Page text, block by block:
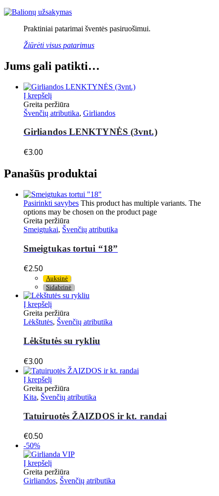
Praktiniai patarimai šventės pasiruošimui.
Žiūrėti visus patarimus
Jums gali patikti…
Į krepšelį
Greita peržiūra
Švenčių atributika, Girliandos
Girliandos LENKTYNĖS (3vnt.)
€3.00
Panašūs produktai
Pasirinkti savybes This product has multiple variants. The
options may be chosen on the product page
Greita peržiūra
Smeigtukai, Švenčių atributika
Smeigtukas tortui “18”
€2.50
Auksinė
Sidabrinė
Į krepšelį
Greita peržiūra
Lėkštutės, Švenčių atributika
Lėkštutės su rykliu
€3.00
Į krepšelį
Greita peržiūra
Kita, Švenčių atributika
Tatuiruotės ŽAIZDOS ir kt. randai
€0.50
-50%
Į krepšelį
Greita peržiūra
Girliandos, Švenčių atributika